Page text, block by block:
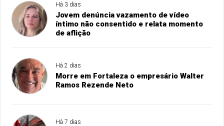
Há 3 dias
Jovem denúncia vazamento de vídeo
íntimo não consentido e relata momento
de aflição
Há 2 dias
Morre em Fortaleza o empresário Walter
Ramos Rezende Neto
Há 7 dias